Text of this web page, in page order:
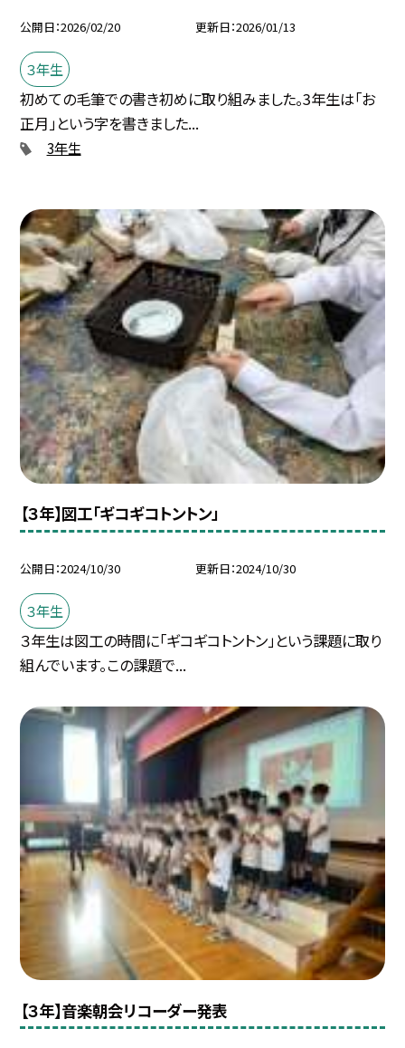
公開日 2026/02/20 更新日 2026/01/13
３年生
初めての毛筆での書き初めに取り組みました。3年生は「お
正月」という字を書きました...
3年生
【３年】図工「ギコギコトントン」
公開日 2024/10/30 更新日 2024/10/30
３年生
３年生は図工の時間に「ギコギコトントン」という課題に取り
組んでいます。この課題で...
【３年】音楽朝会リコーダー発表